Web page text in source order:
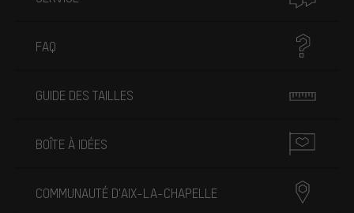
FAQ
GUIDE DES TAILLES
BOÎTE À IDÉES
COMMUNAUTÉ D'AIX-LA-CHAPELLE